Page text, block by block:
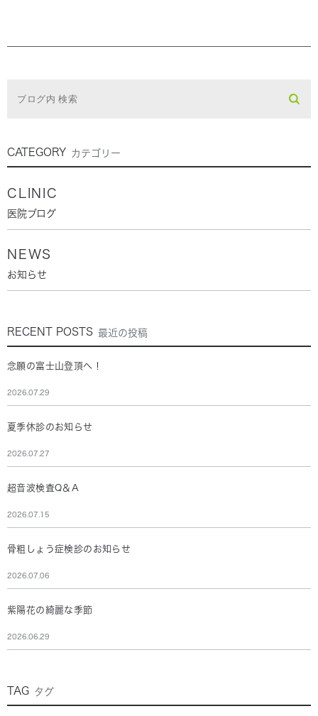
CATEGORY カテゴリー
CLINIC
医院ブログ
NEWS
お知らせ
RECENT POSTS 最近の投稿
念願の富士山登頂へ！
2026.07.29
夏季休診のお知らせ
2026.07.27
超音波検査Q＆A
2026.07.15
骨粗しょう症検診のお知らせ
2026.07.06
紫陽花の綺麗な季節
2026.06.29
TAG タグ